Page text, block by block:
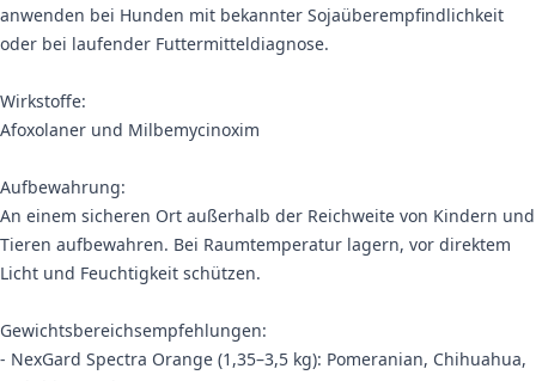
anwenden bei Hunden mit bekannter Sojaüberempfindlichkeit
oder bei laufender Futtermitteldiagnose.
Wirkstoffe:
Afoxolaner und Milbemycinoxim
Aufbewahrung:
An einem sicheren Ort außerhalb der Reichweite von Kindern und
Tieren aufbewahren. Bei Raumtemperatur lagern, vor direktem
Licht und Feuchtigkeit schützen.
Gewichtsbereichsempfehlungen:
- NexGard Spectra Orange (1,35–3,5 kg): Pomeranian, Chihuahua,